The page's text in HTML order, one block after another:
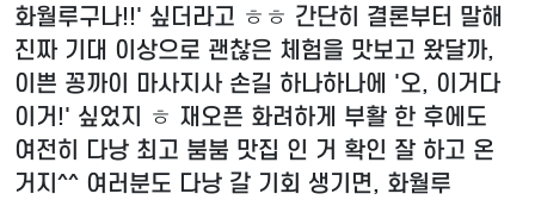
화월루구나!!' 싶더라고 ㅎㅎ 간단히 결론부터 말해
진짜 기대 이상으로 괜찮은 체험을 맛보고 왔달까,
이쁜 꽁까이 마사지사 손길 하나하나에 '오, 이거다
이거!' 싶었지 ㅎ 재오픈 화려하게 부활 한 후에도
여전히 다낭 최고 붐붐 맛집 인 거 확인 잘 하고 온
거지^^ 여러분도 다낭 갈 기회 생기면, 화월루